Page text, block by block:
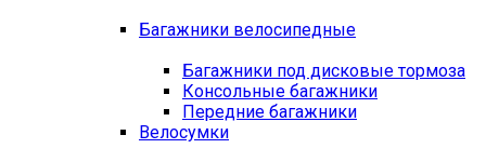
Багажники велосипедные
Багажники под дисковые тормоза
Консольные багажники
Передние багажники
Велосумки